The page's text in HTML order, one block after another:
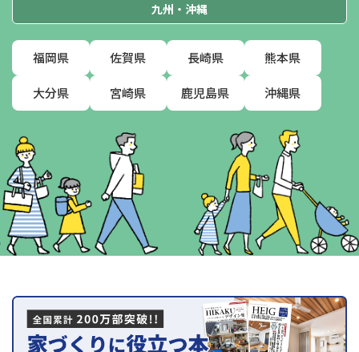
九州・沖縄
福岡県 佐賀県 長崎県 熊本県
大分県 宮崎県 鹿児島県 沖縄県